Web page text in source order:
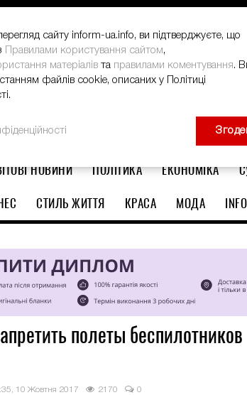
стартував ювілейний Global Teacher Prize-2026
НОВИНИ ПОЛІТИКА ЕКОНОМІКА
СТИЛЬ ЖИТТЯ КРАСА МОДА
полеты
10 Жовтня 2017 2170 0
сайту inform-ua.info, ви підтверджуєте, що
Правилами користування сайтом,
матеріалів та правилами коментування.
файлів cookie, описаних у Політиці